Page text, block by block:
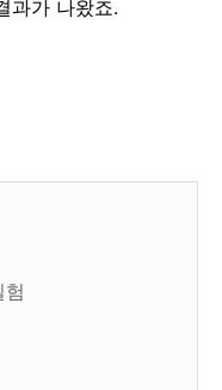
과가 나왔죠.